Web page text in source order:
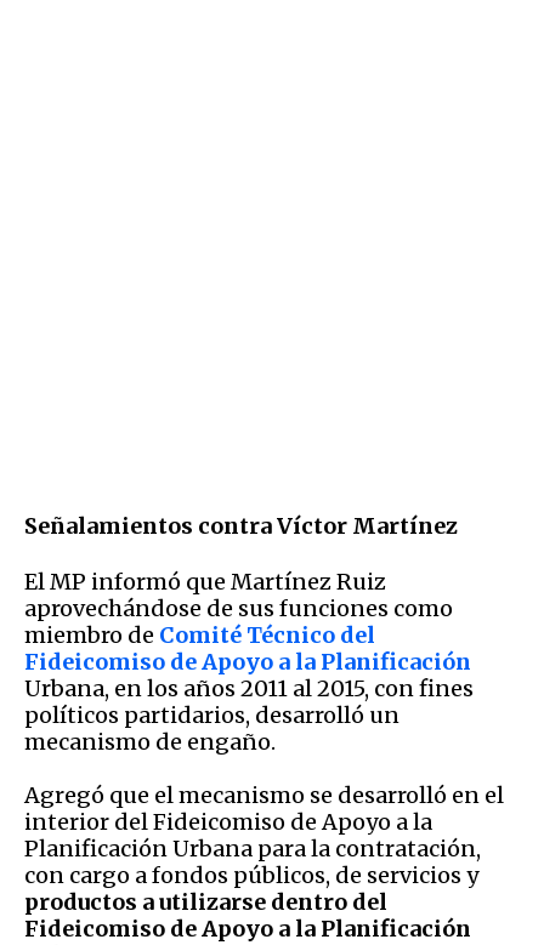
Señalamientos contra Víctor Martínez
El MP informó que Martínez Ruiz
aprovechándose de sus funciones como
miembro de Comité Técnico del
Fideicomiso de Apoyo a la Planificación
Urbana, en los años 2011 al 2015, con fines
políticos partidarios, desarrolló un
mecanismo de engaño.
Agregó que el mecanismo se desarrolló en el
interior del Fideicomiso de Apoyo a la
Planificación Urbana para la contratación,
con cargo a fondos públicos, de servicios y
productos a utilizarse dentro del
Fideicomiso de Apoyo a la Planificación